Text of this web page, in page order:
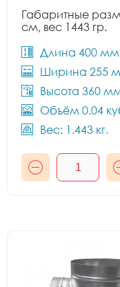
Габаритные
см, вес 1443 гр.
Длина 400
Ширина 255
Высота 360
Объём 0.04
Вес: 1.443 кг.